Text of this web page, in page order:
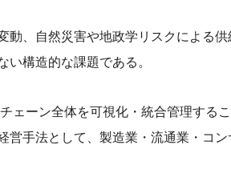
動、自然災害や地政学リスクによる供
い構造的な課題である。
ェーン全体を可視化・統合管理する
営手法として、製造業・流通業・コ